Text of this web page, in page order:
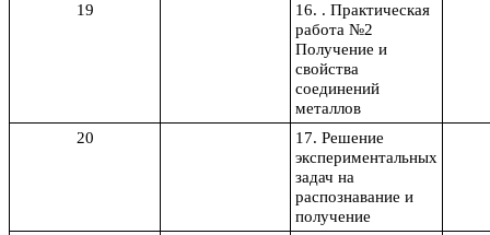
19
16. . Практическая
работа №2
Получение и
свойства
соединений
металлов
20
17. Решение
экспериментальных
задач на
распознавание и
получение